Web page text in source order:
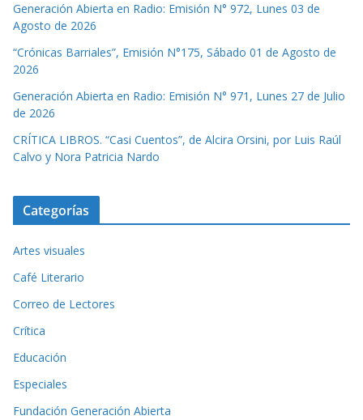
Generación Abierta en Radio: Emisión N° 972, Lunes 03 de
Agosto de 2026
“Crónicas Barriales”, Emisión N°175, Sábado 01 de Agosto de
2026
Generación Abierta en Radio: Emisión N° 971, Lunes 27 de Julio
de 2026
CRÍTICA LIBROS. “Casi Cuentos”, de Alcira Orsini, por Luis Raúl
Calvo y Nora Patricia Nardo
Categorías
Artes visuales
Café Literario
Correo de Lectores
Crítica
Educación
Especiales
Fundación Generación Abierta